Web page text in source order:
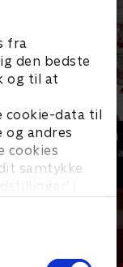
fra
den bedste
og til at
cookie-data til
andres
cookies
samtykke
i
Kampen om
Nyheder &